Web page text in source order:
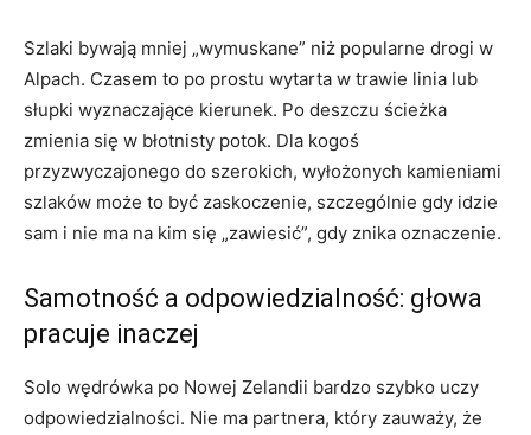
Szlaki bywają mniej „wymuskane” niż popularne drogi w
Alpach. Czasem to po prostu wytarta w trawie linia lub
słupki wyznaczające kierunek. Po deszczu ścieżka
zmienia się w błotnisty potok. Dla kogoś
przyzwyczajonego do szerokich, wyłożonych kamieniami
szlaków może to być zaskoczenie, szczególnie gdy idzie
sam i nie ma na kim się „zawiesić”, gdy znika oznaczenie.
Samotność a odpowiedzialność: głowa
pracuje inaczej
Solo wędrówka po Nowej Zelandii bardzo szybko uczy
odpowiedzialności. Nie ma partnera, który zauważy, że